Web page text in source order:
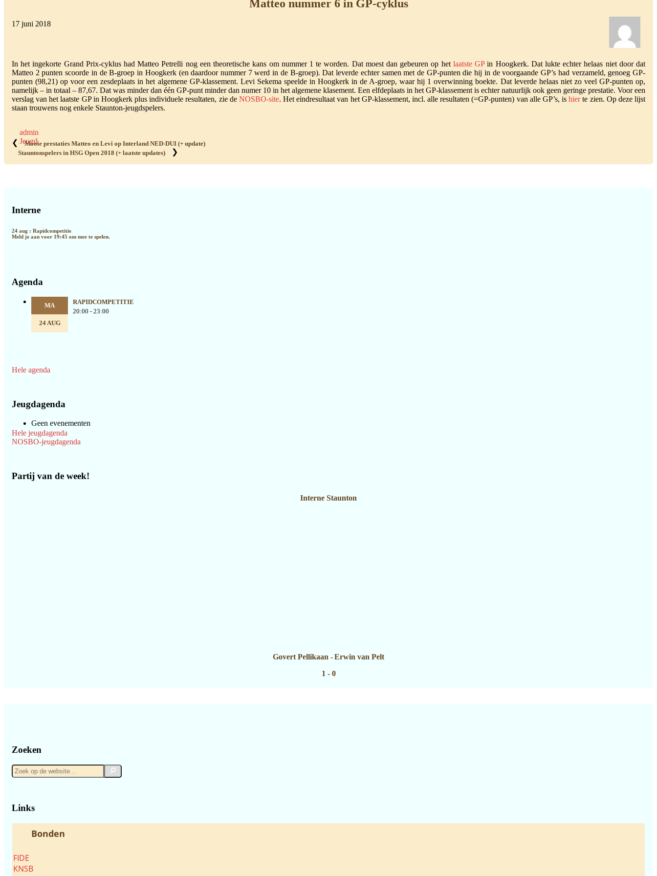
Matteo nummer 6 in GP-cyklus
17 juni 2018
In het ingekorte Grand Prix-cyklus had Matteo Petrelli nog een theoretische kans om nummer 1 te worden. Dat moest dan gebeuren op het laatste GPin Hoogkerk. Dat lukte echter helaas niet door dat
Matteo 2 punten scoorde in de B-groep in Hoogkerk (en daardoor nummer 7 werd in de B-groep). Dat leverde echter samen met de GP-punten die hij in de voorgaande GP’s had verzameld, genoeg GP-
punten (98,21) op voor een zesdeplaats in het algemene GP-klassement. Levi Sekema speelde in Hoogkerk in de A-groep, waar hij 1 overwinning boekte. Dat leverde helaas niet zo veel GP-punten op,
namelijk – in totaal – 87,67. Dat was minder dan één GP-punt minder dan numer 10 in het algemene klasement. Een elfdeplaats in het GP-klassement is echter natuurlijk ook geen geringe prestatie. Voor een
verslag van het laatste GP in Hoogkerk plus individuele resultaten, zie de NOSBO-site. Het eindresultaat van het GP-klassement, incl. alle resultaten (=GP-punten) van alle GP’s, ishierte zien. Op deze lijst
staan trouwens nog enkele Staunton-jeugdspelers.
admin
Jeugd
❮
Mooie prestaties Matteo en Levi op Interland NED-DUI (+ update)
Stauntonspelers in HSG Open 2018 (+ laatste updates)
❯
Sidebar
Interne
24 aug : Rapidcompetitie
Meld je aan voor 19:45 om mee te spelen.
Agenda
MA
24 AUG
RAPIDCOMPETITIE
20:00 - 23:00
Hele agenda
Jeugdagenda
Geen evenementen
Hele jeugdagenda
NOSBO-jeugdagenda
Partij van de week!
Interne Staunton
Govert Pellikaan - Erwin van Pelt
1 - 0
Zoeken
Zoek
op
Zoek
Links
Bonden
FIDE
KNSB